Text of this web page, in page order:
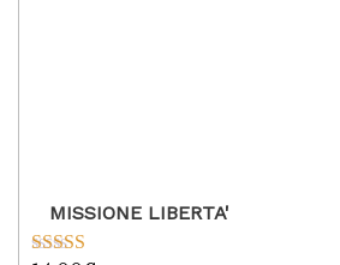
MISSIONE LIBERTA'